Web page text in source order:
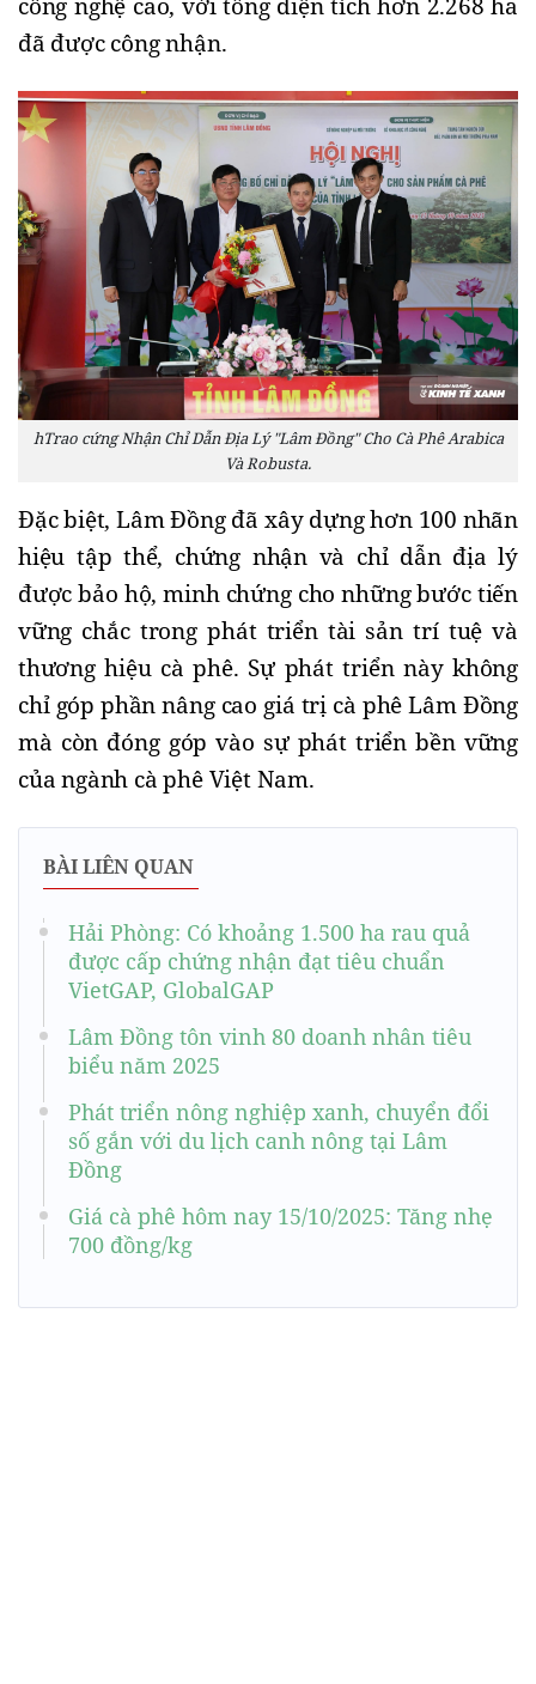
công nghệ cao, với tổng diện tích hơn 2.268 ha
đã được công nhận.
hTrao cứng Nhận Chỉ Dẫn Địa Lý "Lâm Đồng" Cho Cà Phê Arabica
Và Robusta.
Đặc biệt, Lâm Đồng đã xây dựng hơn 100 nhãn
hiệu tập thể, chứng nhận và chỉ dẫn địa lý
được bảo hộ, minh chứng cho những bước tiến
vững chắc trong phát triển tài sản trí tuệ và
thương hiệu cà phê. Sự phát triển này không
chỉ góp phần nâng cao giá trị cà phê Lâm Đồng
mà còn đóng góp vào sự phát triển bền vững
của ngành cà phê Việt Nam.
BÀI LIÊN QUAN
Hải Phòng: Có khoảng 1.500 ha rau quả
được cấp chứng nhận đạt tiêu chuẩn
VietGAP, GlobalGAP
Lâm Đồng tôn vinh 80 doanh nhân tiêu
biểu năm 2025
Phát triển nông nghiệp xanh, chuyển đổi
số gắn với du lịch canh nông tại Lâm
Đồng
Giá cà phê hôm nay 15/10/2025: Tăng nhẹ
700 đồng/kg